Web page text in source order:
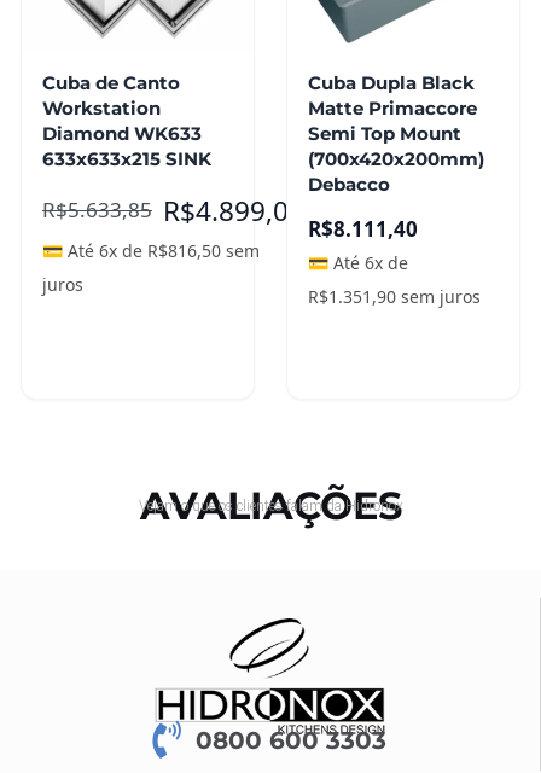
Cuba de Canto
Workstation
Diamond WK633
633x633x215 SINK
R$5.633,85 R$4.899,00
💳 Até 6x de R$816,50 sem
juros
Cuba Dupla Black
Matte Primaccore
Semi Top Mount
(700x420x200mm)
Debacco
R$8.111,40
💳 Até 6x de
R$1.351,90sem juros
AVALIAÇÕES
Vejam o que os clientes falam da Hidronox
0800 600 3303